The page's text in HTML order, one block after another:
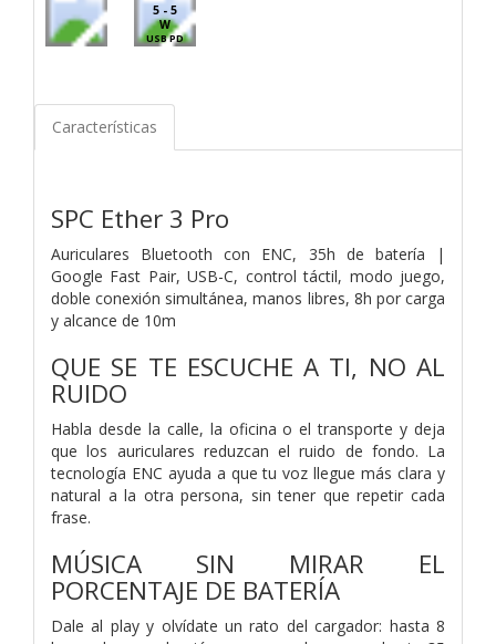
5 - 5
W
USB PD
Características
SPC Ether 3 Pro
Auriculares Bluetooth con ENC, 35h de batería |
Google Fast Pair, USB-C, control táctil, modo juego,
doble conexión simultánea, manos libres, 8h por carga
y alcance de 10m
QUE SE TE ESCUCHE A TI, NO AL
RUIDO
Habla desde la calle, la oficina o el transporte y deja
que los auriculares reduzcan el ruido de fondo. La
tecnología ENC ayuda a que tu voz llegue más clara y
natural a la otra persona, sin tener que repetir cada
frase.
MÚSICA SIN MIRAR EL
PORCENTAJE DE BATERÍA
Dale al play y olvídate un rato del cargador: hasta 8